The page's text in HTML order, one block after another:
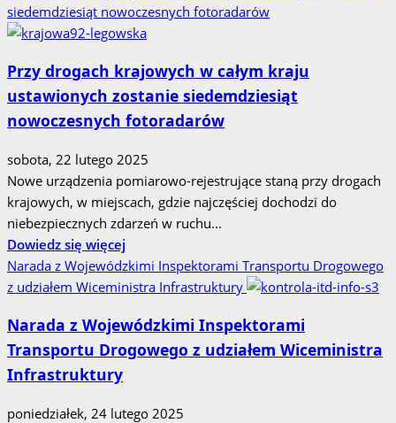
więcej
o
do
Berlina
z
paszportem
siedemdziesiąt nowoczesnych fotoradarów
Przy drogach krajowych w całym kraju
ustawionych zostanie siedemdziesiąt
nowoczesnych fotoradarów
sobota, 22 lutego 2025
Nowe urządzenia pomiarowo-rejestrujące staną przy drogach
krajowych, w miejscach, gdzie najczęściej dochodzi do
niebezpiecznych zdarzeń w ruchu...
Dowiedz się więcej
się
więcej
Przy
drogach
całym
Narada z Wojewódzkimi Inspektorami Transportu Drogowego
z udziałem Wiceministra Infrastruktury
Narada z Wojewódzkimi Inspektorami
Transportu Drogowego z udziałem Wiceministra
Infrastruktury
poniedziałek, 24 lutego 2025